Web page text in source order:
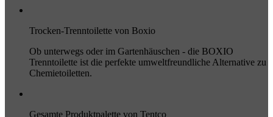
Trocken-Trenntoilette von Boxio
Ob unterwegs oder im Gartenhäuschen - die BOXIO
Trenntoilette ist die perfekte umweltfreundliche Alternative zu
Chemietoiletten.
Gesamte Produktpalette von Tentco